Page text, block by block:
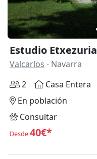
Estudio Etxezuria
Valcarlos - Navarra
2
Casa Entera
En población
Consultar
Desde40€*